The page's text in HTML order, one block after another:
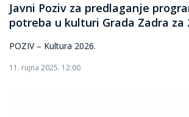
Javni Poziv za predlaganje
potreba u kulturi Grada Zadra za
POZIV – Kultura 2026.
11. rujna 2025. 12:00